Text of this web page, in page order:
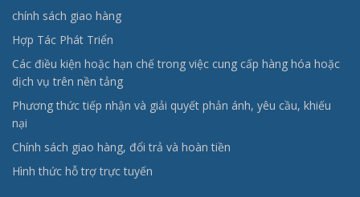
chính sách giao hàng
Hợp Tác Phát Triển
Các điều kiện hoặc hạn chế trong việc cung cấp hàng hóa hoặc
dịch vụ trên nền tảng
Phương thức tiếp nhận và giải quyết phản ánh, yêu cầu, khiếu
nại
Chính sách giao hàng, đổi trả và hoàn tiền
Hình thức hỗ trợ trực tuyến